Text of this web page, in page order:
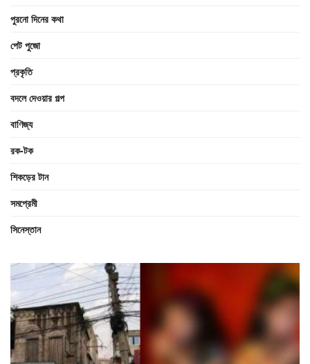
পুরনো দিনের কথা
পেট পুজো
প্রকৃতি
বদলে দেওয়ার গল্প
বাণিজ্য
রক-টক
শিকড়ের টান
সমপ্রেমী
সিনেস্তান